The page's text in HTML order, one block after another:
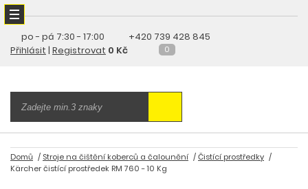
po - pá 7:30 - 17:00
+420 739 428 845
Přihlásit | Registrovat 0 Kč 0
Domů Stroje na čištění koberců a čalounění
Čistící prostředky
Kärcher čistící prostředek RM 760 - 10 Kg